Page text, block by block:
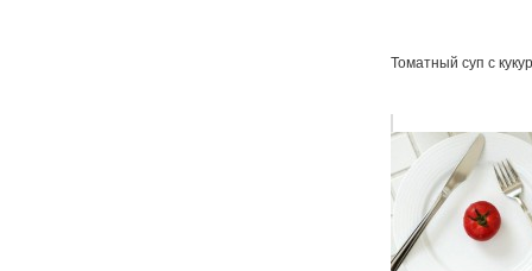
Томатный суп с